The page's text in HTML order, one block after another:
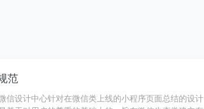
范
信设计中心针对在微信类上线的小程序页面总结的设计